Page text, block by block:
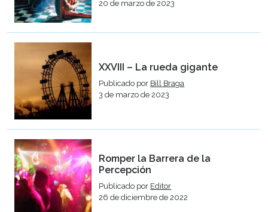
20 de marzo de 2023
XXVIII – La rueda gigante
Publicado por Bill Braga
3 de marzo de 2023
Romper la Barrera de la
Percepción
Publicado por Editor
26 de diciembre de 2022